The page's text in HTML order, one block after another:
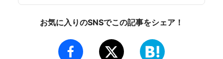
ワンクリックで複数色が混ざったグラデーションが自動生成
PNG・SVG形式で出力できます。...続きを読む
お気に入りのSNSでこの記事をシェア！